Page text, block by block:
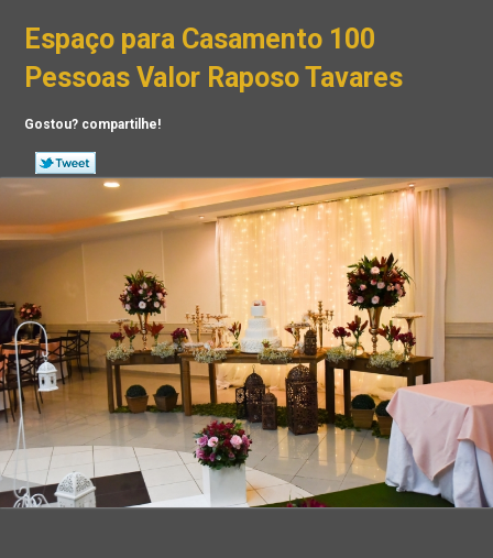
Espaço para Casamento 100
Pessoas Valor Raposo Tavares
Gostou? compartilhe!